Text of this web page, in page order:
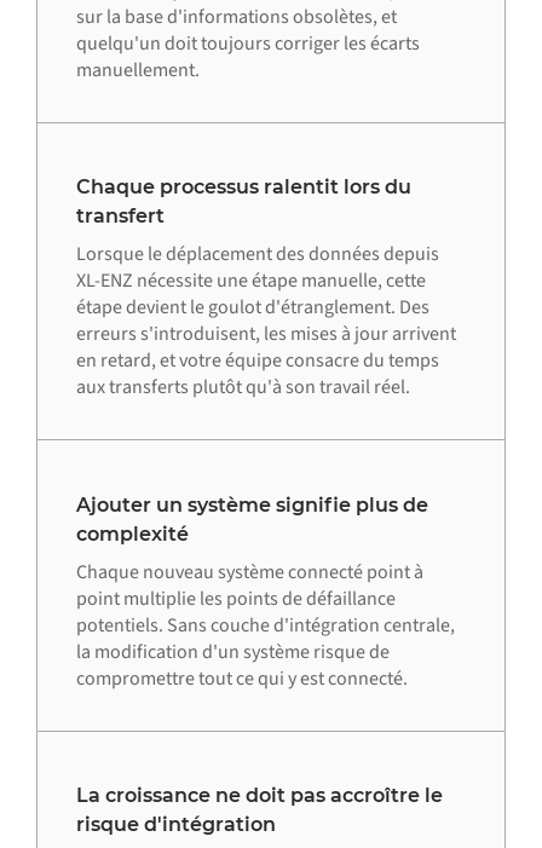
sur la base d'informations obsolètes, et
quelqu'un doit toujours corriger les écarts
manuellement.
Chaque processus ralentit lors du
transfert
Lorsque le déplacement des données depuis
XL-ENZ nécessite une étape manuelle, cette
étape devient le goulot d'étranglement. Des
erreurs s'introduisent, les mises à jour arrivent
en retard, et votre équipe consacre du temps
aux transferts plutôt qu'à son travail réel.
Ajouter un système signifie plus de
complexité
Chaque nouveau système connecté point à
point multiplie les points de défaillance
potentiels. Sans couche d'intégration centrale,
la modification d'un système risque de
compromettre tout ce qui y est connecté.
La croissance ne doit pas accroître le
risque d'intégration